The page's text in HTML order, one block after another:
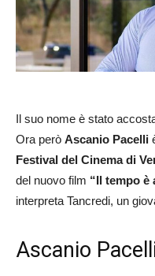
Il suo nome è stato
Ora però Ascanio Pacelli
Festival del Cinema di
del nuovo film “Il tempo è
interpreta Tancredi, un
Ascanio